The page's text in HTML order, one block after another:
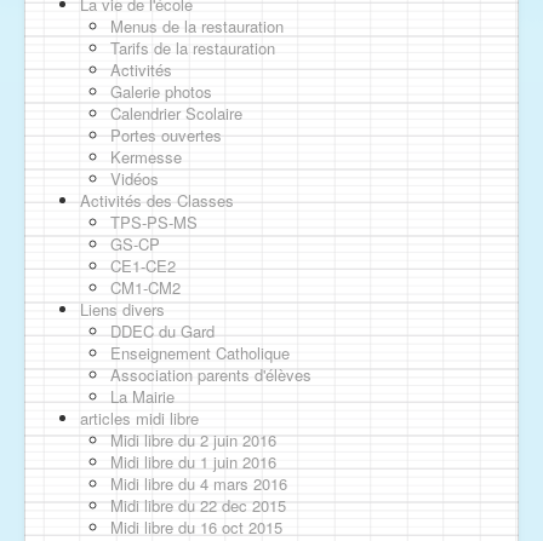
La vie de l'école
Menus de la restauration
Tarifs de la restauration
Activités
Galerie photos
Calendrier Scolaire
Portes ouvertes
Kermesse
Vidéos
Activités des Classes
TPS-PS-MS
GS-CP
CE1-CE2
CM1-CM2
Liens divers
DDEC du Gard
Enseignement Catholique
Association parents d'élèves
La Mairie
articles midi libre
Midi libre du 2 juin 2016
Midi libre du 1 juin 2016
Midi libre du 4 mars 2016
Midi libre du 22 dec 2015
Midi libre du 16 oct 2015